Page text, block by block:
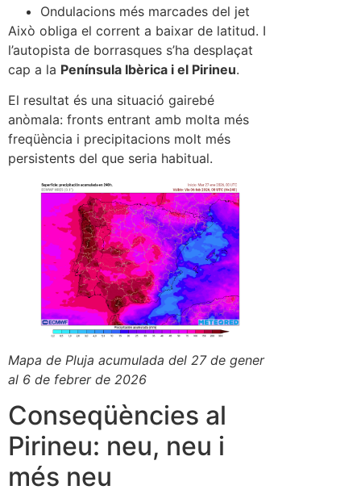
Ondulacions més marcades del jet
Això obliga el corrent a baixar de latitud. I
l’autopista de borrasques s’ha desplaçat
cap a la Península Ibèrica i el Pirineu.
El resultat és una situació gairebé
anòmala: fronts entrant amb molta més
freqüència i precipitacions molt més
persistents del que seria habitual.
Mapa de Pluja acumulada del 27 de gener
al 6 de febrer de 2026
Conseqüències al
Pirineu: neu, neu i
més neu